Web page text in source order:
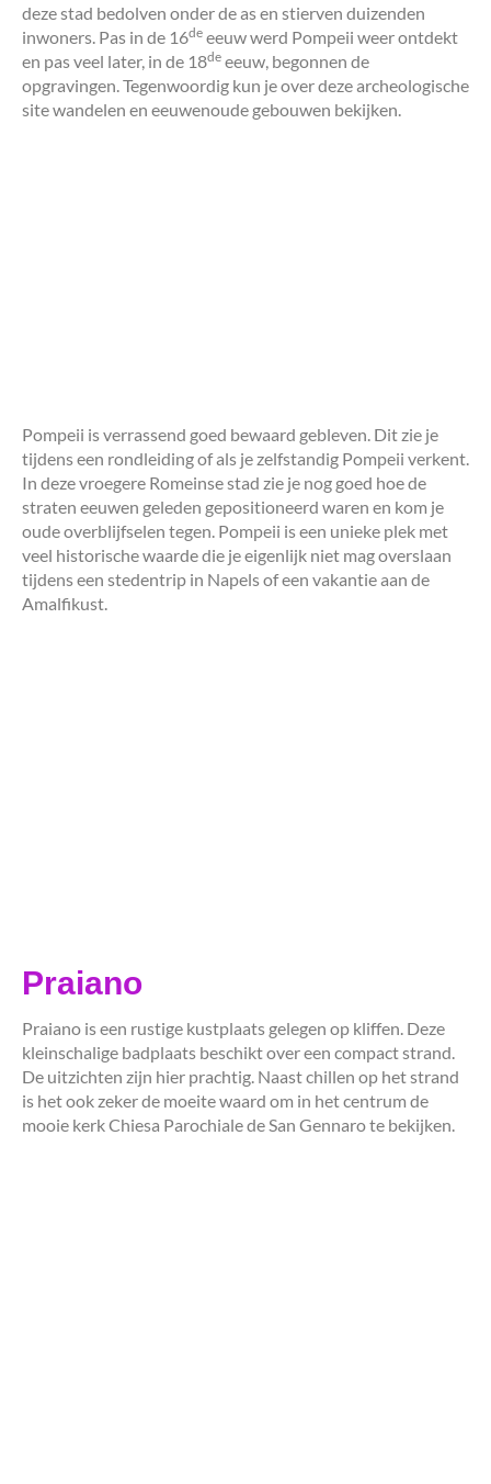
deze stad bedolven onder de as en stierven duizenden
inwoners. Pas in de 16de eeuw werd Pompeii weer ontdekt
en pas veel later, in de 18de eeuw, begonnen de
opgravingen. Tegenwoordig kun je over deze archeologische
site wandelen en eeuwenoude gebouwen bekijken.
Pompeii is verrassend goed bewaard gebleven. Dit zie je
tijdens een rondleiding of als je zelfstandig Pompeii verkent.
In deze vroegere Romeinse stad zie je nog goed hoe de
straten eeuwen geleden gepositioneerd waren en kom je
oude overblijfselen tegen. Pompeii is een unieke plek met
veel historische waarde die je eigenlijk niet mag overslaan
tijdens een stedentrip in Napels of een vakantie aan de
Amalfikust.
Praiano
Praiano is een rustige kustplaats gelegen op kliffen. Deze
kleinschalige badplaats beschikt over een compact strand.
De uitzichten zijn hier prachtig. Naast chillen op het strand
is het ook zeker de moeite waard om in het centrum de
mooie kerk Chiesa Parochiale de San Gennaro te bekijken.